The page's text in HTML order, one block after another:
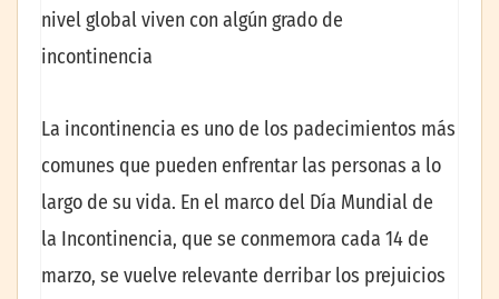
nivel global viven con algún grado de
incontinencia
La incontinencia es uno de los padecimientos más
comunes que pueden enfrentar las personas a lo
largo de su vida. En el marco del Día Mundial de
la Incontinencia, que se conmemora cada 14 de
marzo, se vuelve relevante derribar los prejuicios